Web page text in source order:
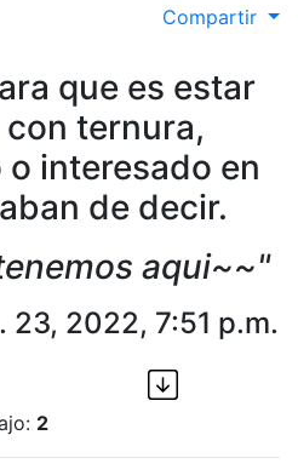
Compartir
que es estar
ternura,
interesado en
de decir.
aqui~~"
23, 2022, 7:51 p.m.
2